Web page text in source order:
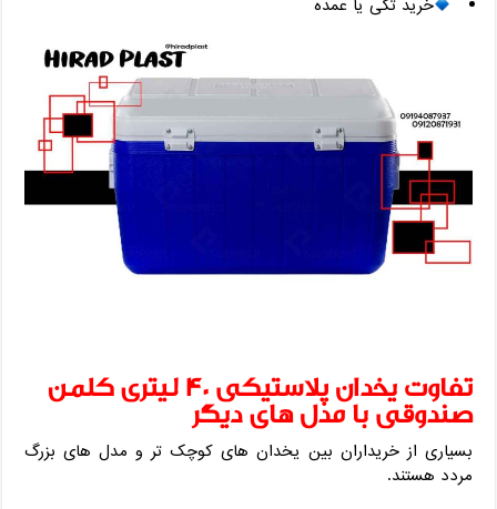
خرید تکی یا عمده
تفاوت یخدان پلاستیکی 40 لیتری کلمن
صندوقی با مدل ‌های دیگر
بسیاری از خریداران بین یخدان ‌های کوچک ‌تر و مدل ‌های بزرگ
مردد هستند.